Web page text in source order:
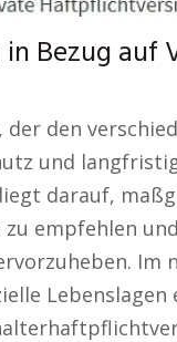
Bezug auf
den
und
darauf,
empfehlen
Im